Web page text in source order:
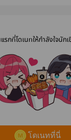
รกที่โดเนทให้กำลังใจนัก
โดเนทที่นี่